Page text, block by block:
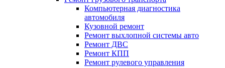
Компьютерная диагностика
автомобиля
Кузовной ремонт
Ремонт выхлопной системы авто
Ремонт ДВС
Ремонт КПП
Ремонт рулевого управления